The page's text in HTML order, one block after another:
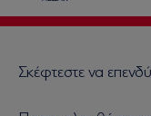
Σκέφτεστε να